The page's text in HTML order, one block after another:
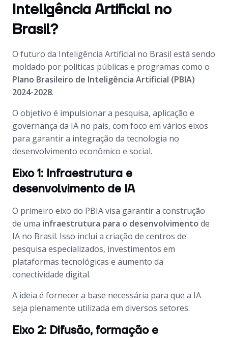
Inteligência Artificial no
Brasil?
O futuro da Inteligência Artificial no Brasil está sendo
moldado por políticas públicas e programas como o
Plano Brasileiro de Inteligência Artificial (PBIA)
2024-2028.
O objetivo é impulsionar a pesquisa, aplicação e
governança da IA no país, com foco em vários eixos
para garantir a integração da tecnologia no
desenvolvimento econômico e social.
Eixo 1: Infraestrutura e
desenvolvimento de IA
O primeiro eixo do PBIA visa garantir a construção
de uma infraestrutura para o desenvolvimento de
IA no Brasil. Isso inclui a criação de centros de
pesquisa especializados, investimentos em
plataformas tecnológicas e aumento da
conectividade digital.
A ideia é fornecer a base necessária para que a IA
seja plenamente utilizada em diversos setores.
Eixo 2: Difusão, formação e